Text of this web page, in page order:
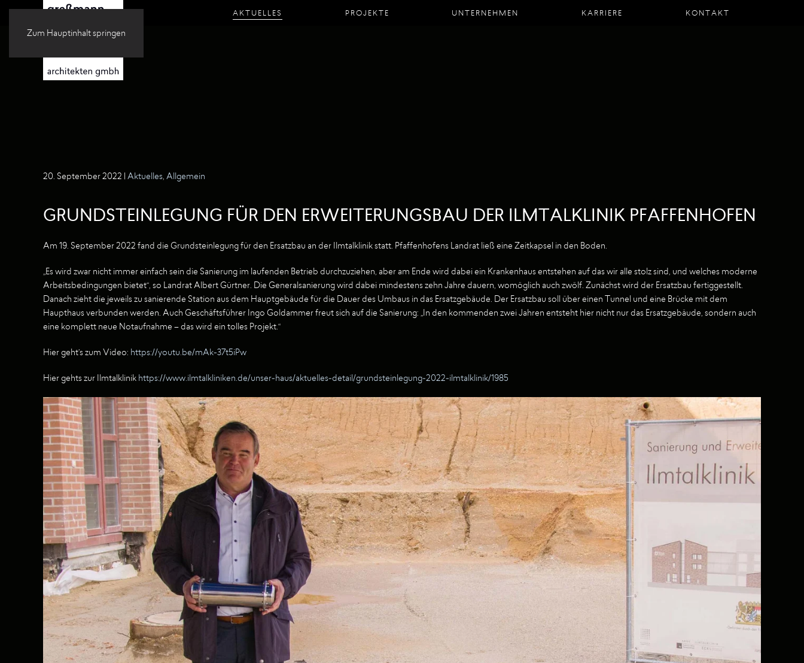
Zum Hauptinhalt springen
AKTUELLES PROJEKTE UNTERNEHMEN KARRIERE KONTAKT
20. September 2022 Aktuelles, Allgemein
GRUNDSTEINLEGUNG FÜR DEN ERWEITERUNGSBAU DER ILMTALKLINIK PFAFFENHOFEN
Am 19. September 2022 fand die Grundsteinlegung für den Ersatzbau an der Ilmtalklinik statt. Pfaffenhofens Landrat ließ eine Zeitkapsel in den Boden.
„Es wird zwar nicht immer einfach sein die Sanierung im laufenden Betrieb durchzuziehen, aber am Ende wird dabei ein Krankenhaus entstehen auf das wir alle stolz sind, und welches moderne
Arbeitsbedingungen bietet“, so Landrat Albert Gürtner. Die Generalsanierung wird dabei mindestens zehn Jahre dauern, womöglich auch zwölf. Zunächst wird der Ersatzbau fertiggestellt.
Danach zieht die jeweils zu sanierende Station aus dem Hauptgebäude für die Dauer des Umbaus in das Ersatzgebäude. Der Ersatzbau soll über einen Tunnel und eine Brücke mit dem
Haupthaus verbunden werden. Auch Geschäftsführer Ingo Goldammer freut sich auf die Sanierung: „In den kommenden zwei Jahren entsteht hier nicht nur das Ersatzgebäude, sondern auch
eine komplett neue Notaufnahme – das wird ein tolles Projekt.“
Hier geht’s zum Video: https://youtu.be/mAk-37t5iPw
Hier gehts zur Ilmtalklinik https://www.ilmtalkliniken.de/unser-haus/aktuelles-detail/grundsteinlegung-2022-ilmtalklinik/1985